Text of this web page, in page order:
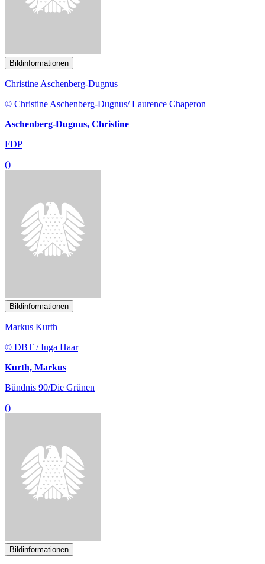
Bildinformationen
Christine Aschenberg-Dugnus
© Christine Aschenberg-Dugnus/ Laurence Chaperon
Aschenberg-Dugnus, Christine
FDP
()
Bildinformationen
Markus Kurth
© DBT / Inga Haar
Kurth, Markus
Bündnis 90/Die Grünen
()
Bildinformationen